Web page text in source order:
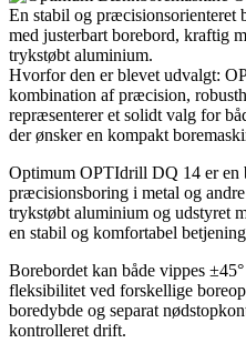
En stabil og præcisionsorienteret
med justerbart borebord, kraftig
trykstøbt aluminium.
Hvorfor den er blevet udvalgt:
kombination af præcision,
repræsenterer et solidt valg for
der ønsker en kompakt
Optimum OPTIdrill DQ 14 er en
præcisionsboring i metal og
trykstøbt aluminium og udstyret
en stabil og komfortabel
Borebordet kan både vippes
fleksibilitet ved forskellige
boredybde og separat
kontrolleret drift.